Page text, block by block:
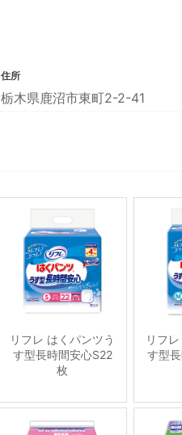
住所
栃木県鹿沼市東町2-2-41
リフレ はくパンツう
す型長時間安心S22
枚
リフ
す型